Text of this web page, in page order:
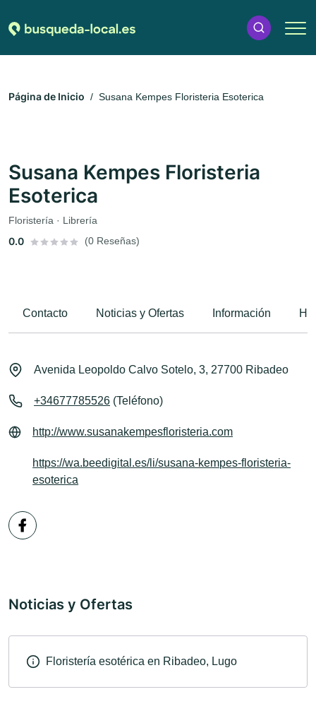
Página de Inicio Susana Kempes Floristeria Esoterica
Susana Kempes Floristeria
Esoterica
Floristería · Librería
0.0 (0 Reseñas)
Contacto Noticias y Ofertas Información
Avenida Leopoldo Calvo Sotelo, 3, 27700 Ribadeo
+34677785526 (Teléfono)
http://www.susanakempesfloristeria.com
https://wa.beedigital.es/li/susana-kempes-floristeria-
esoterica
Noticias y Ofertas
Floristería esotérica en Ribadeo, Lugo